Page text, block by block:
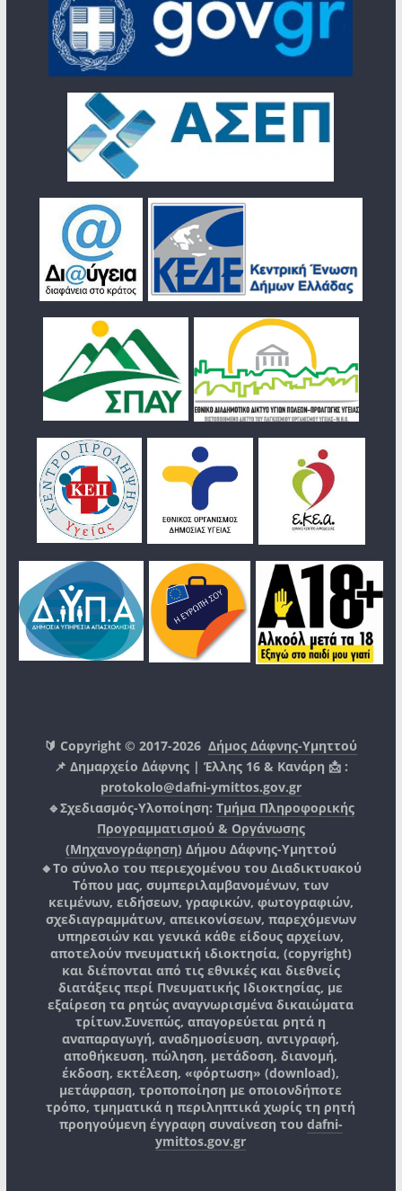
🔰 Copyright © 2017-2026Δήμος Δάφνης-Υμηττού
📌 Δημαρχείο Δάφνης | Έλλης 16 & Κανάρη 📩 :
protokolo@dafni-ymittos.gov.gr
🔹Σχεδιασμός-Υλοποίηση: Τμήμα Πληροφορικής
Προγραμματισμού & Οργάνωσης
(Μηχανογράφηση) Δήμου Δάφνης-Υμηττού
🔸Το σύνολο του περιεχομένου του Διαδικτυακού
Τόπου μας, συμπεριλαμβανομένων, των
κειμένων, ειδήσεων, γραφικών, φωτογραφιών,
σχεδιαγραμμάτων, απεικονίσεων, παρεχόμενων
υπηρεσιών και γενικά κάθε είδους αρχείων,
αποτελούν πνευματική ιδιοκτησία, (copyright)
και διέπονται από τις εθνικές και διεθνείς
διατάξεις περί Πνευματικής Ιδιοκτησίας, με
εξαίρεση τα ρητώς αναγνωρισμένα δικαιώματα
τρίτων.Συνεπώς, απαγορεύεται ρητά η
αναπαραγωγή, αναδημοσίευση, αντιγραφή,
αποθήκευση, πώληση, μετάδοση, διανομή,
έκδοση, εκτέλεση, «φόρτωση» (download),
μετάφραση, τροποποίηση με οποιονδήποτε
τρόπο, τμηματικά η περιληπτικά χωρίς τη ρητή
προηγούμενη έγγραφη συναίνεση του dafni-
ymittos.gov.gr